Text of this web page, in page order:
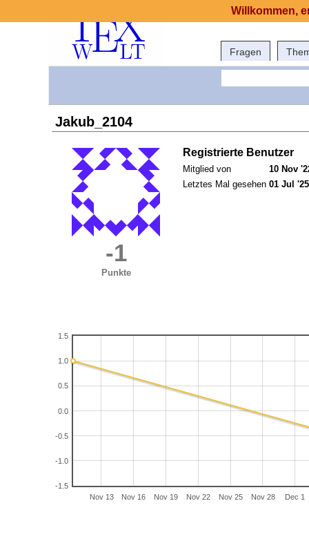
Fragen
Jakub_2104
-1
Punkte
Registrierte Benutzer
Mitglied von
10 Nov
Letztes Mal gesehen 01 Jul
Nov 13 Nov 16 Nov 19 Nov 22 Nov 25 Nov 28 Dec 1
-1.5
-1.0
-0.5
0.0
0.5
1.0
1.5
Willkommen,